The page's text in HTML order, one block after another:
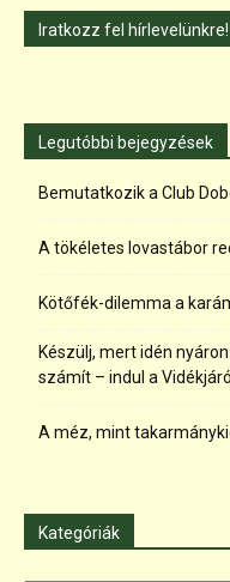
Iratkozz fel hírlevelünkre!
Legutóbbi bejegyzések
Bemutatkozik a Club
A tökéletes lovastábor
Kötőfék-dilemma a
Készülj, mert idén
számít – indul a
A méz, mint
Kategóriák